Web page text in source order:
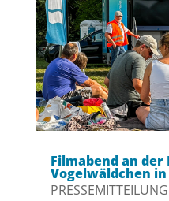
Filmabend an
Vogelwäldchen